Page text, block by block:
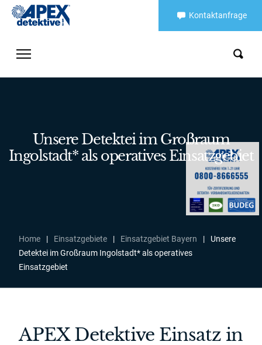
Kontaktanfrage
Unsere Detektei im Großraum
Ingolstadt* als operatives Einsatzgebiet
Home | Einsatzgebiete | Einsatzgebiet Bayern |
Unsere
Detektei im Großraum Ingolstadt* als operatives
Einsatzgebiet
APEX Detektive Einsatz in